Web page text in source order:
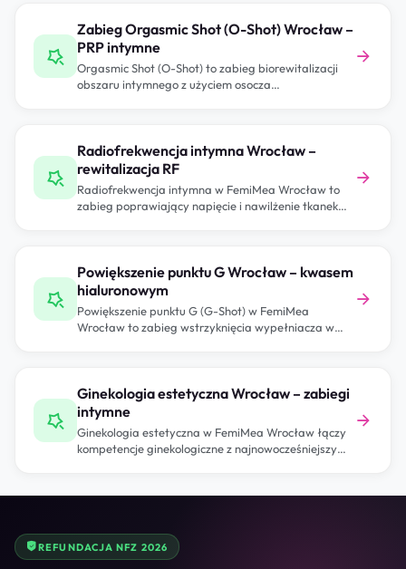
Zabieg Orgasmic Shot (O-Shot) Wrocław –
PRP intymne
Orgasmic Shot (O-Shot) to zabieg biorewitalizacji
obszaru intymnego z użyciem osocza
Radiofrekwencja intymna Wrocław –
rewitalizacja RF
Radiofrekwencja intymna w FemiMea Wrocław to
zabieg poprawiający napięcie i nawilżenie tkanek
Powiększenie punktu G Wrocław – kwasem
hialuronowym
Powiększenie punktu G (G-Shot) w FemiMea
Wrocław to zabieg wstrzyknięcia wypełniacza w
Ginekologia estetyczna Wrocław – zabiegi
intymne
Ginekologia estetyczna w FemiMea Wrocław łączy
kompetencje ginekologiczne z najnowocześniejszymi
REFUNDACJA NFZ 2026